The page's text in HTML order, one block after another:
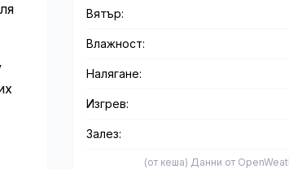
Вятър:
Влажност:
Налягане:
Изгрев:
Залез:
(от кеша) Данни от